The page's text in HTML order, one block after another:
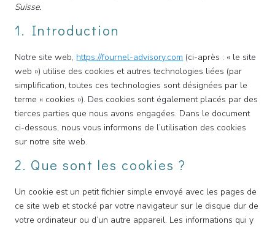
Suisse.
1. Introduction
Notre site web, https://fournel-advisory.com (ci-après : « le site
web ») utilise des cookies et autres technologies liées (par
simplification, toutes ces technologies sont désignées par le
terme « cookies »). Des cookies sont également placés par des
tierces parties que nous avons engagées. Dans le document
ci-dessous, nous vous informons de l’utilisation des cookies
sur notre site web.
2. Que sont les cookies ?
Un cookie est un petit fichier simple envoyé avec les pages de
ce site web et stocké par votre navigateur sur le disque dur de
votre ordinateur ou d’un autre appareil. Les informations qui y